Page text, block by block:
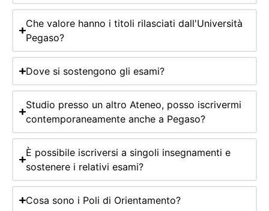
Che valore hanno i titoli rilasciati dall'Università
Pegaso?
Dove si sostengono gli esami?
Studio presso un altro Ateneo, posso iscrivermi
contemporaneamente anche a Pegaso?
È possibile iscriversi a singoli insegnamenti e
sostenere i relativi esami?
Cosa sono i Poli di Orientamento?